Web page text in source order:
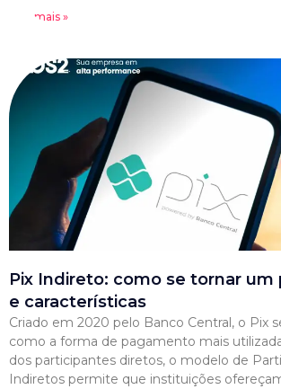
Leia mais »
Pix Indireto: como se tornar um
e características
Criado em 2020 pelo Banco Central, o Pix
como a forma de pagamento mais
dos participantes diretos, o modelo de
Indiretos permite que instituições